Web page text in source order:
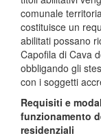
comunale
costituisce un
abilitati possano
Capofila di Cava
obbligando gli
con i soggetti
Requisiti e
funzionamento
residenziali